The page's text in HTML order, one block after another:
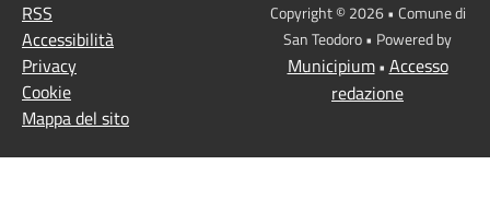
RSS
Accessibilità
Privacy
Cookie
Mappa del sito
Copyright © 2026 • Comune di
San Teodoro • Powered by
Municipium• Accesso
redazione